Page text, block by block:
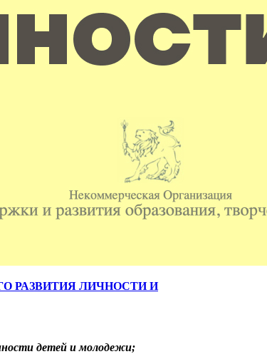
РАЗВИТИЯ ЛИЧНОСТИ И
детей и молодежи;